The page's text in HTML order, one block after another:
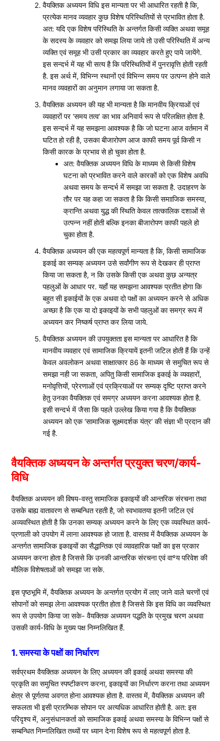
वैयक्तिक अध्ययन विधि इस मान्यता पर भी आधारित रहती है कि,
प्रत्येक मानव व्यवहार कुछ विशेष परिस्थितियों से प्रभावित होता है.
अत: यदि एक विशेष परिस्थिति के अन्तर्गत किसी व्यक्ति अथवा समूह
के सदस्य के व्यवहार को समझ लिया जाये तो उसी परिस्थिति में अन्य
व्यक्ति एवं समूह भी उसी प्रकार का व्यवहार करते हुए पाये जायेंगे.
इस सन्दर्भ में यह भी सत्य है कि परिस्थितियों में पुनरावृत्ति होती रहती
है. इस अर्थ में, विभिन्न स्थानों एवं विभिन्न समय पर उत्पन्न होने वाले
मानव व्यवहारों का अनुमान लगाया जा सकता है.
वैयक्तिक अध्ययन की यह भी मान्यता है कि मानवीय क्रियाओं एवं
व्यवहारों पर ‘समय तत्व’ का भाव अनिवार्य रूप से परिलक्षित होता है.
इस सन्दर्भ में यह समझना आवश्यक है कि जो घटना आज वर्तमान में
घटित हो रही है, उसका बीजारोपण आज काफी समय पूर्व किसी न
किसी कारक के प्रभाव से हो चुका होता है.
अत: वैयक्तिक अध्ययन विधि के माध्यम से किसी विशेष
घटना को प्रभावित करने वाले कारकों को एक विशेष अवधि
अथवा समय के सन्दर्भ में समझा जा सकता है. उदाहरण के
तौर पर यह कहा जा सकता है कि किसी समााजिक समस्या,
क्रान्ति अथवा युद्ध की स्थिति केवल तात्कालिक दशाओं से
उत्पन्न नहीं होती बल्कि इनका बीजारोपण काफी पहले हो
चुका होता है.
वैयक्तिक अध्ययन की एक महत्वपूर्ण मान्यता है कि, किसी सामाजिक
इकाई का सम्यक् अध्ययन उसे सर्वांगीण रूप से देखकर ही प्राप्त
किया जा सकता है, न कि उसके किसी एक अथवा कुछ अन्यत्र
पहलुओं के आधार पर. यहाँ यह समझना आवश्यक प्रतीत होगा कि
बहुत सी इकाईयों के एक अथवा दो पक्षों का अध्ययन करने से अधिक
अच्छा है कि एक या दो इकाइयों के सभी पहलुओं का समग्र रूप में
अध्ययन कर निष्कर्ष प्राप्त कर लिया जाये.
वैयक्तिक अध्ययन की उपयुक्तता इस मान्यता पर आधारित है कि
मानवीय व्यवहार एवं सामाजिक क्रियायें इतनी जटिल होती हैं कि उन्हें
केवल अवलोकन अथवा साक्षात्कार 86 के माध्यम से समुचित रूप से
समझा नही जा सकता, अपितु किसी सामाजिक इकाई के व्यवहारों,
मनोवृत्तियों, प्रेरणाओं एवं प्रक्रियाओं पर सम्यक् दृष्टि प्राप्त करने
हेतु उनका वैयक्तिक एवं समग्र अध्ययन करना आवश्यक होता है.
इसी सन्दर्भ में जैसा कि पहले उल्लेख किया गया है कि वैयक्तिक
अध्ययन को एक ‘सामाजिक सूक्ष्मदर्शक यंत्र‘ की संज्ञा भी प्रदान की
गई है.
वैयक्तिक अध्ययन के अन्तर्गत प्रयुक्त चरण/कार्य-
विधि
वैयक्तिक अध्ययन की विषय-वस्तु सामाजिक इकाइयों की आन्तरिक संरचना तथा
उसके बाह्य वातावरण से सम्बन्धित रहती है, जो स्वभावतया इतनी जटिल एवं
अव्यवस्थित होती है कि उनका सम्यक् अध्ययन करने के लिए एक व्यवस्थित कार्य-
प्रणाली को उपयोग में लाना आवश्यक हो जाता है. वास्तव में वैयक्तिक अध्ययन के
अन्तर्गत सामाजिक इकाइयों का सैद्धान्तिक एवं व्यावहारिक पक्षों का इस प्रकार
अध्ययन करना होता है जिससे कि उनकी आन्तरिक संरचना एवं वाºय परिवेश की
मौलिक विशेषताओं को समझा जा सके.
इस पृष्ठभूमि में, वैयक्तिक अध्ययन के अन्तर्गत प्रयोग में लाए जाने वाले चरणों एवं
सोपानों को समझ लेना आवश्यक प्रतीत होता है जिससे कि इस विधि का व्यवस्थित
रूप से उपयोग किया जा सके- वैयक्तिक अध्ययन पद्धति के प्रमुख चरण अथवा
उसकी कार्य-विधि के मुख्य पक्ष निम्नलिखित हैं.
1. समस्या के पक्षों का निर्धारण
सर्वप्रथम वैयक्तिक अध्ययन के लिए अध्ययन की इकाई अथवा समस्या की
प्रकृति का समुचित स्पष्टीकरण करना, इकाइयों का निर्धारण करना तथा अध्ययन
क्षेत्र से पूर्णतया अवगत होना आवश्यक होता है. वास्तव में, वैयक्तिक अध्ययन की
सफलता भी इसी प्रारम्भिक सोपान पर अत्यधिक आधारित होती है. अत: इस
परिदृश्य में, अनुसंधानकर्ता को सामाजिक इकाई अथवा समस्या के विभिन्न पक्षों से
सम्बन्धित निम्नलिखित तथ्यों पर ध्यान देना विशेष रूप से महत्वपूर्ण होता है.